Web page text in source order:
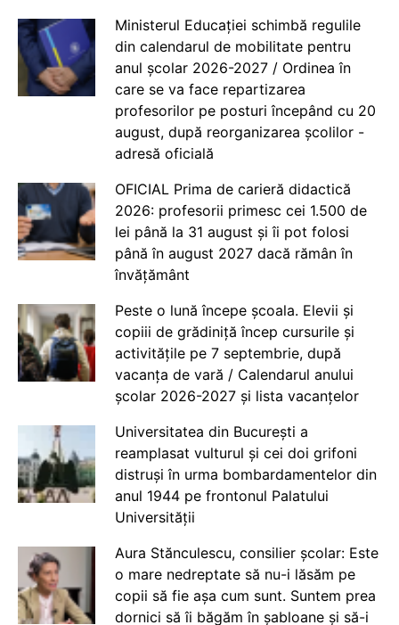
Ministerul Educației schimbă regulile
din calendarul de mobilitate pentru
anul școlar 2026-2027 / Ordinea în
care se va face repartizarea
profesorilor pe posturi începând cu 20
august, după reorganizarea școlilor -
adresă oficială
OFICIAL Prima de carieră didactică
2026: profesorii primesc cei 1.500 de
lei până la 31 august și îi pot folosi
până în august 2027 dacă rămân în
învățământ
Peste o lună începe școala. Elevii și
copiii de grădiniță încep cursurile și
activitățile pe 7 septembrie, după
vacanța de vară / Calendarul anului
școlar 2026-2027 și lista vacanțelor
Universitatea din București a
reamplasat vulturul și cei doi grifoni
distruși în urma bombardamentelor din
anul 1944 pe frontonul Palatului
Universității
Aura Stănculescu, consilier școlar: Este
o mare nedreptate să nu-i lăsăm pe
copii să fie așa cum sunt. Suntem prea
dornici să îi băgăm în șabloane și să-i